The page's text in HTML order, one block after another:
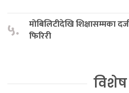
५.
मोबिलिटीदेखि शिक्षासम्मका
फिरिरी
विशेष